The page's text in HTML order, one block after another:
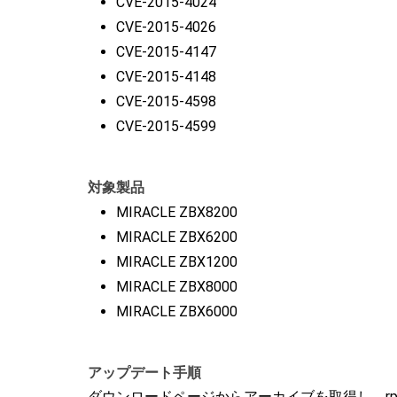
CVE-2015-4026
CVE-2015-4147
CVE-2015-4148
CVE-2015-4598
CVE-2015-4599
対象製品
MIRACLE ZBX8200
MIRACLE ZBX6200
MIRACLE ZBX1200
MIRACLE ZBX8000
MIRACLE ZBX6000
アップデート手順